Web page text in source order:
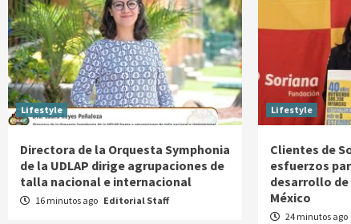
Lifestyle
Directora de la Orquesta Symphonia
de la UDLAP dirige agrupaciones de
talla nacional e internacional
16 minutos ago Editorial Staff
Lifestyle
Clientes de
esfuerzos
desarrollo de
México
24 minutos ago